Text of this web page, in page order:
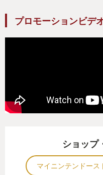
プロモーションビデ
ショップ
マイニンテンドース